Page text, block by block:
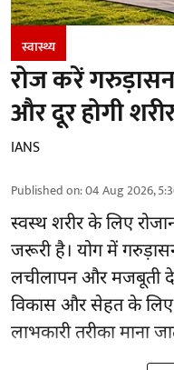
स्वास्थ्य
रोज करें
और दूर होगी
IANS
Published on:04 Aug 2026,
स्वस्थ शरीर के लिए
जरूरी है। योगमें
लचीलापन और मजबूती
विकास और सेहत के
लाभकारी तरीका माना